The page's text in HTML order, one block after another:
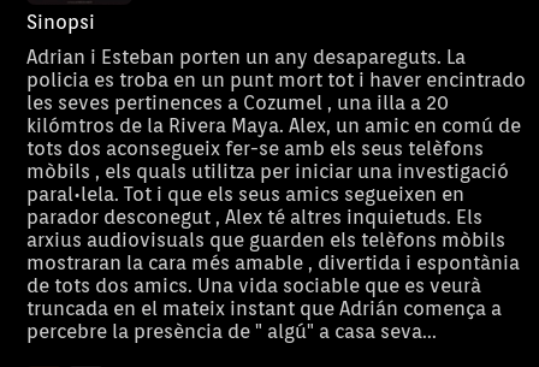
Sinopsi
Adrian i Esteban porten un any desapareguts. La
policia es troba en un punt mort tot i haver encintrado
les seves pertinences a Cozumel , una illa a 20
kilómtros de la Rivera Maya. Alex, un amic en comú de
tots dos aconsegueix fer-se amb els seus telèfons
mòbils , els quals utilitza per iniciar una investigació
paral•lela. Tot i que els seus amics segueixen en
parador desconegut , Alex té altres inquietuds. Els
arxius audiovisuals que guarden els telèfons mòbils
mostraran la cara més amable , divertida i espontània
de tots dos amics. Una vida sociable que es veurà
truncada en el mateix instant que Adrián comença a
percebre la presència de " algú" a casa seva...
Crim de sang
La novícia Concepció, després
d’exiliar-se de Mallorca a